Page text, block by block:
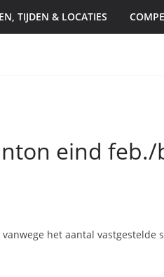
TIJDEN & LOCATIES
eind feb./
het aantal vastgestelde